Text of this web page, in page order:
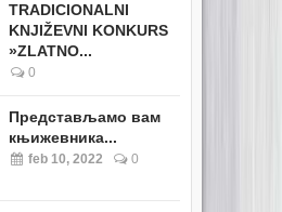
TRADICIONALNI
KNJIŽEVNI KONKURS
»ZLATNO...
0
Представљамо вам
књижевника...
feb 10, 2022 0